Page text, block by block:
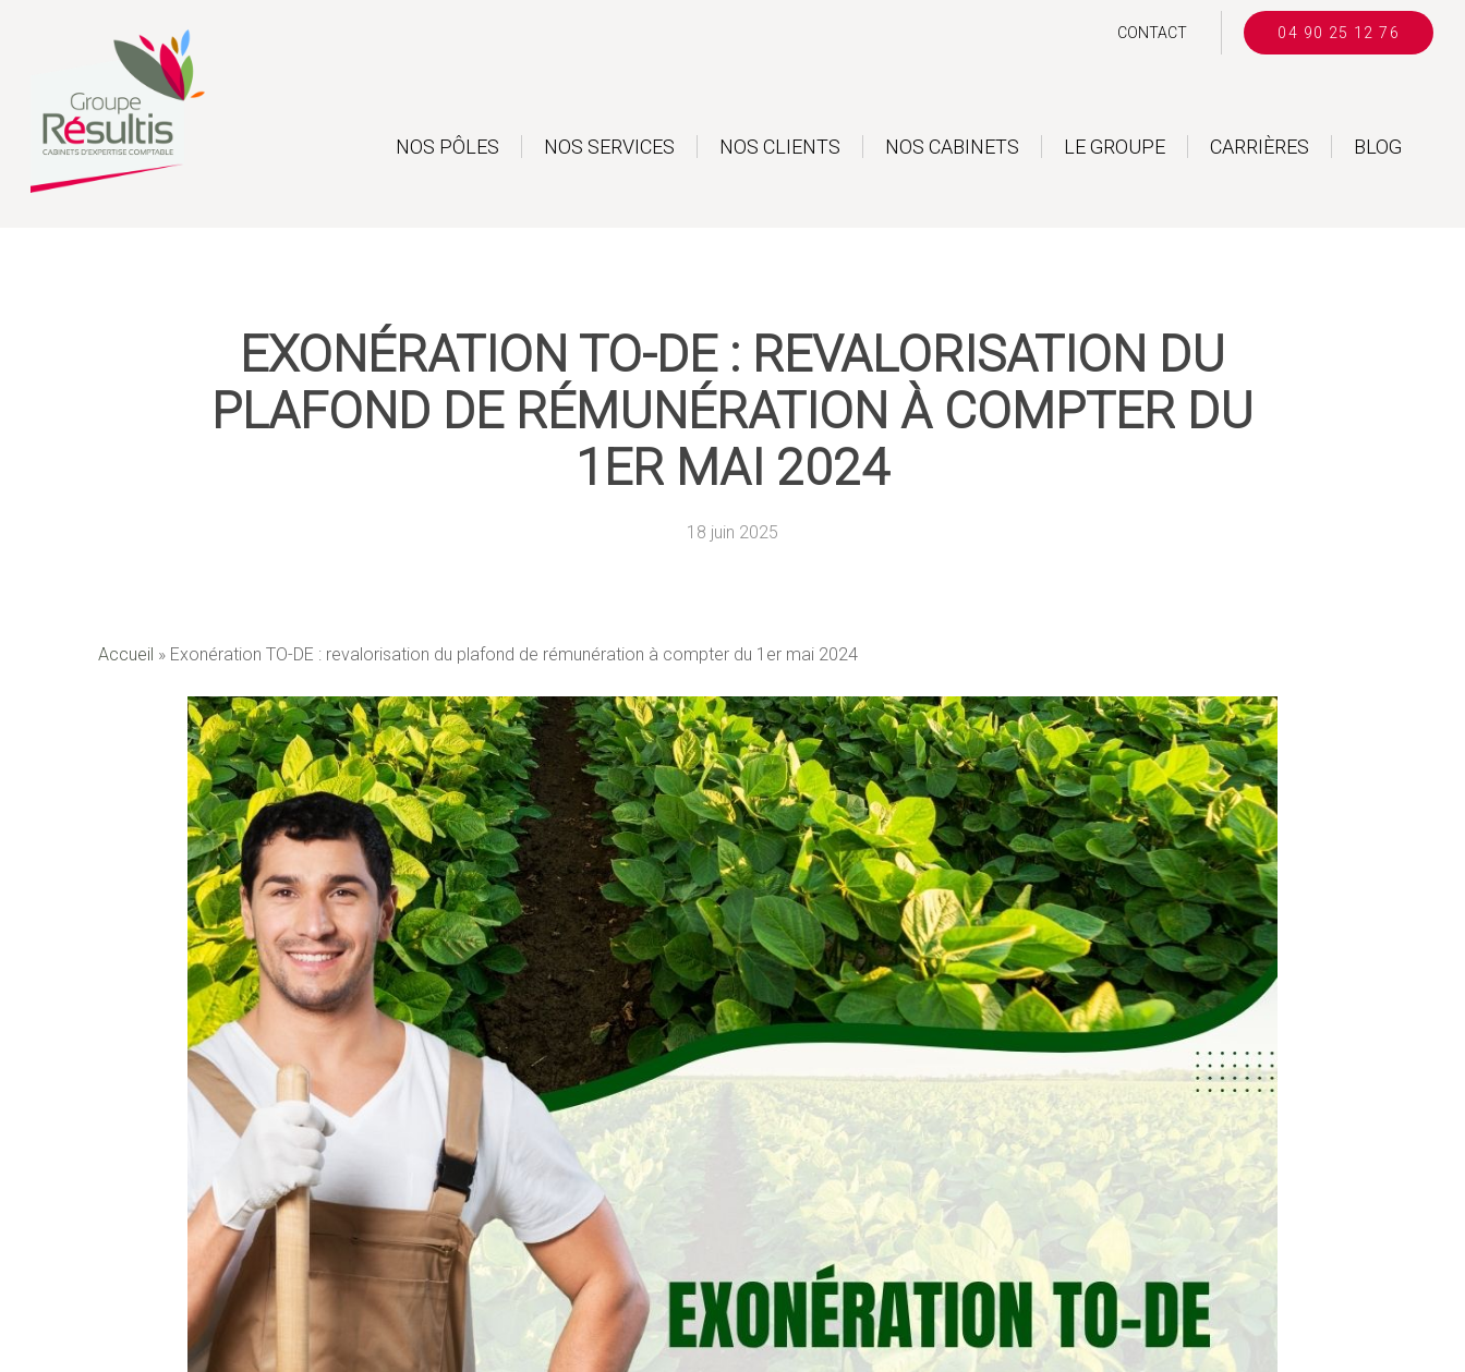
CONTACT 04 90 25 12 76
NOS PÔLES NOS SERVICES NOS CLIENTS NOS CABINETS LE GROUPE CARRIÈRES BLOG
EXONÉRATION TO-DE : REVALORISATION DU
PLAFOND DE RÉMUNÉRATION À COMPTER DU
1ER MAI 2024
18 juin 2025
Accueil » Exonération TO-DE : revalorisation du plafond de rémunération à compter du 1er mai 2024